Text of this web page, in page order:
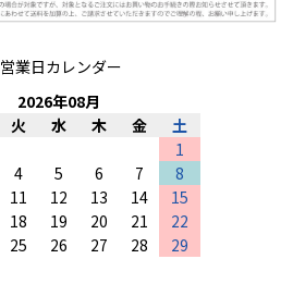
営業日カレンダー
2026年08月
火 水 木 金
土
1
4 5 6 7
8
11 12 13 14
15
18 19 20 21
22
25 26 27 28
29